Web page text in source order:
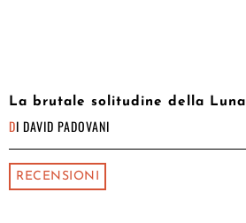
La brutale solitudine della Luna
DI DAVID PADOVANI
RECENSIONI